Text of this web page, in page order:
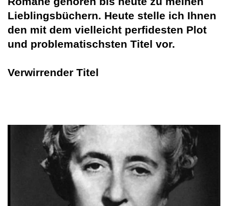
Lieblingsbüchern. Heute stelle ich Ihnen
den mit dem vielleicht perfidesten Plot
und problematischsten Titel vor.
Verwirrender Titel